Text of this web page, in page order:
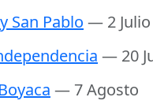
San Pablo — 2 Julio
— 20
— 7 Agosto